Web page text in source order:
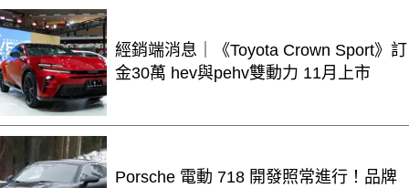
經銷端消息｜《Toyota Crown Sport》訂
金30萬 hev與pehv雙動力 11月上市
Porsche 電動 718 開發照常進行！品牌